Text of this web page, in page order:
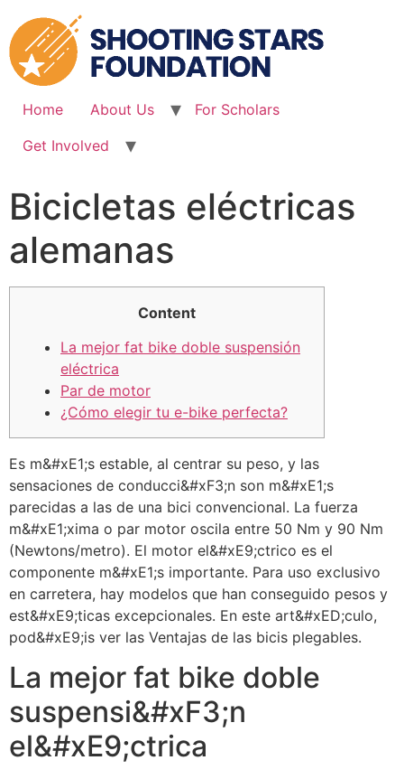
to
content
Home About Us
For Scholars
Get Involved
Bicicletas eléctricas
alemanas
Content
La mejor fat bike doble suspensión
eléctrica
Par de motor
¿Cómo elegir tu e-bike perfecta?
Es m&#xE1;s estable, al centrar su peso, y las
sensaciones de conducci&#xF3;n son m&#xE1;s
parecidas a las de una bici convencional. La fuerza
m&#xE1;xima o par motor oscila entre 50 Nm y 90 Nm
(Newtons/metro). El motor el&#xE9;ctrico es el
componente m&#xE1;s importante. Para uso exclusivo
en carretera, hay modelos que han conseguido pesos y
est&#xE9;ticas excepcionales. En este art&#xED;culo,
pod&#xE9;is ver las Ventajas de las bicis plegables.
La mejor fat bike doble
suspensi&#xF3;n
el&#xE9;ctrica